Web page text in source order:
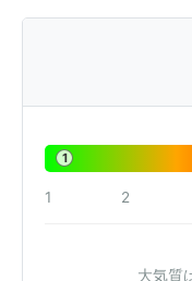
1
1 2
大気質